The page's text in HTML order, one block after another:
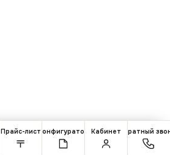
Прайс-листКонфигуратор КабинетОбратный